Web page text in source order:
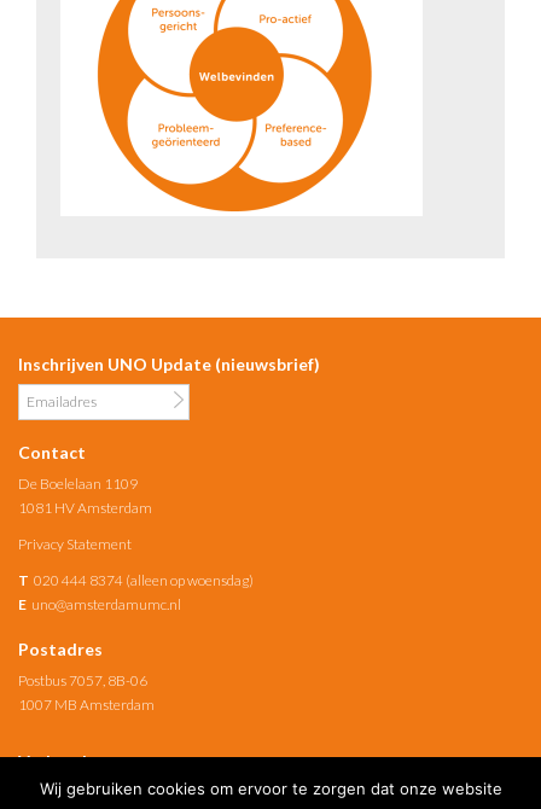
Inschrijven UNO Update (nieuwsbrief)
Contact
De Boelelaan 1109
1081 HV Amsterdam
Privacy Statement
T 020 444 8374 (alleen op woensdag)
E uno@amsterdamumc.nl
Postadres
Postbus 7057, 8B-06
1007 MB Amsterdam
Verbonden met
Amsterdam UMC
Wij gebruiken cookies om ervoor te zorgen dat onze website